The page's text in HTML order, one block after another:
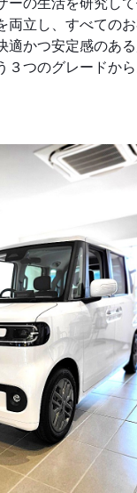
両立し、すべての
かつ安定感のある
つのグレードから